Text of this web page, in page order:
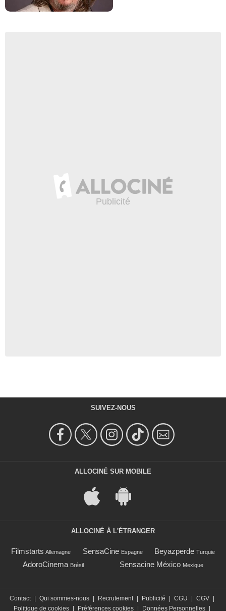
SUIVEZ-NOUS
ALLOCINÉ SUR MOBILE
ALLOCINÉ À L'ÉTRANGER
Filmstarts Allemagne SensaCine Espagne Beyazperde Turquie
AdoroCinema Brésil Sensacine México Mexique
Contact | Qui sommes-nous | Recrutement | Publicité | CGU | CGV |
Politique de cookies | Préférences cookies | Données Personnelles |